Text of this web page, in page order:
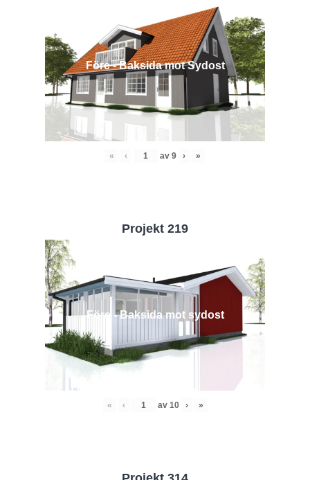
Före - Baksida mot Sydost
« ‹ av 9 › »
Projekt 219
Före - Baksida mot sydost
« ‹ av 10 › »